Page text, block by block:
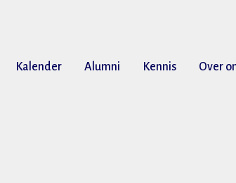
Kalender Alumni Kennis Over